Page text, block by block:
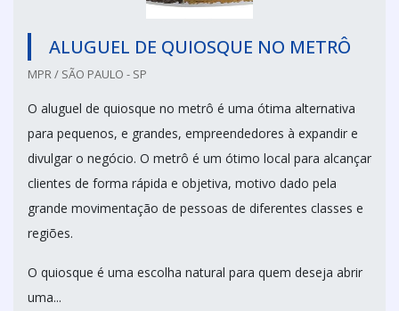
ALUGUEL DE QUIOSQUE NO METRÔ
MPR / SÃO PAULO - SP
O aluguel de quiosque no metrô é uma ótima alternativa
para pequenos, e grandes, empreendedores à expandir e
divulgar o negócio. O metrô é um ótimo local para alcançar
clientes de forma rápida e objetiva, motivo dado pela
grande movimentação de pessoas de diferentes classes e
regiões.
O quiosque é uma escolha natural para quem deseja abrir
uma...